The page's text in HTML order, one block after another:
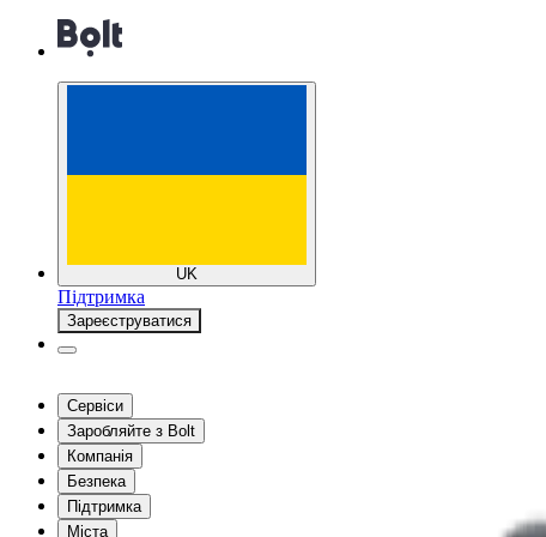
UK
Підтримка
Зареєструватися
Сервіси
Заробляйте з Bolt
Компанія
Безпека
Підтримка
Міста